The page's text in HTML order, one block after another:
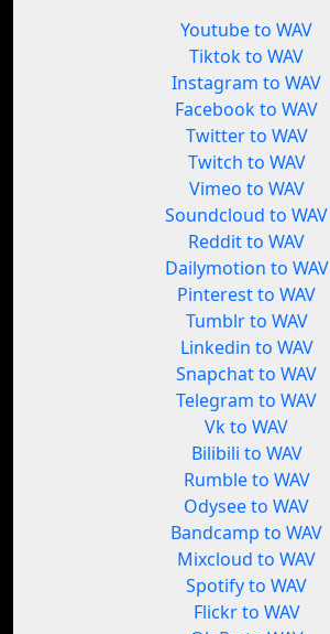
Youtube to WAV
Tiktok to WAV
Instagram to WAV
Facebook to WAV
Twitter to WAV
Twitch to WAV
Vimeo to WAV
Soundcloud to WAV
Reddit to WAV
Dailymotion to WAV
Pinterest to WAV
Tumblr to WAV
Linkedin to WAV
Snapchat to WAV
Telegram to WAV
Vk to WAV
Bilibili to WAV
Rumble to WAV
Odysee to WAV
Bandcamp to WAV
Mixcloud to WAV
Spotify to WAV
Flickr to WAV